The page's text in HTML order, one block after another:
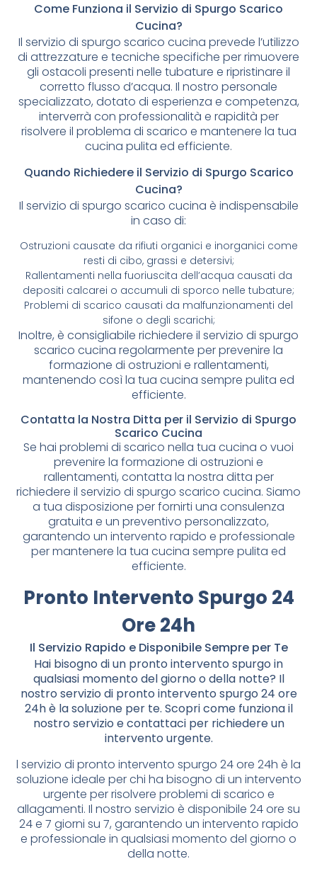
Come Funziona il Servizio di Spurgo Scarico
Cucina?
Il servizio di spurgo scarico cucina prevede l’utilizzo
di attrezzature e tecniche specifiche per rimuovere
gli ostacoli presenti nelle tubature e ripristinare il
corretto flusso d’acqua. Il nostro personale
specializzato, dotato di esperienza e competenza,
interverrà con professionalità e rapidità per
risolvere il problema di scarico e mantenere la tua
cucina pulita ed efficiente.
Quando Richiedere il Servizio di Spurgo Scarico
Cucina?
Il servizio di spurgo scarico cucina è indispensabile
in caso di:
Ostruzioni causate da rifiuti organici e inorganici come
resti di cibo, grassi e detersivi;
Rallentamenti nella fuoriuscita dell’acqua causati da
depositi calcarei o accumuli di sporco nelle tubature;
Problemi di scarico causati da malfunzionamenti del
sifone o degli scarichi;
Inoltre, è consigliabile richiedere il servizio di spurgo
scarico cucina regolarmente per prevenire la
formazione di ostruzioni e rallentamenti,
mantenendo così la tua cucina sempre pulita ed
efficiente.
Contatta la Nostra Ditta per il Servizio di Spurgo
Scarico Cucina
Se hai problemi di scarico nella tua cucina o vuoi
prevenire la formazione di ostruzioni e
rallentamenti, contatta la nostra ditta per
richiedere il servizio di spurgo scarico cucina. Siamo
a tua disposizione per fornirti una consulenza
gratuita e un preventivo personalizzato,
garantendo un intervento rapido e professionale
per mantenere la tua cucina sempre pulita ed
efficiente.
Pronto Intervento Spurgo 24
Ore 24h
Il Servizio Rapido e Disponibile Sempre per Te
Hai bisogno di un pronto intervento spurgo in
qualsiasi momento del giorno o della notte? Il
nostro servizio di pronto intervento spurgo 24 ore
24h è la soluzione per te. Scopri come funziona il
nostro servizio e contattaci per richiedere un
intervento urgente.
l servizio di pronto intervento spurgo 24 ore 24h è la
soluzione ideale per chi ha bisogno di un intervento
urgente per risolvere problemi di scarico e
allagamenti. Il nostro servizio è disponibile 24 ore su
24 e 7 giorni su 7, garantendo un intervento rapido
e professionale in qualsiasi momento del giorno o
della notte.